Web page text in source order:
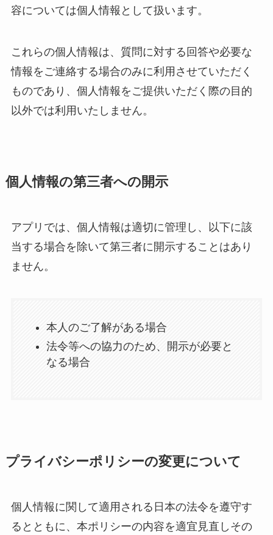
容については個人情報として扱います。
これらの個人情報は、質問に対する回答や必要な
情報をご連絡する場合のみに利用させていただく
ものであり、個人情報をご提供いただく際の目的
以外では利用いたしません。
個人情報の第三者への開示
アプリでは、個人情報は適切に管理し、以下に該
当する場合を除いて第三者に開示することはあり
ません。
本人のご了解がある場合
法令等への協力のため、開示が必要と
なる場合
プライバシーポリシーの変更について
個人情報に関して適用される日本の法令を遵守す
るとともに、本ポリシーの内容を適宜見直しその